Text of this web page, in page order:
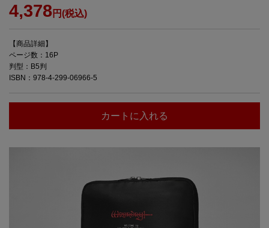
4,378円(税込)
【商品詳細】
ページ数：16P
判型：B5判
ISBN：978-4-299-06966-5
カートに入れる